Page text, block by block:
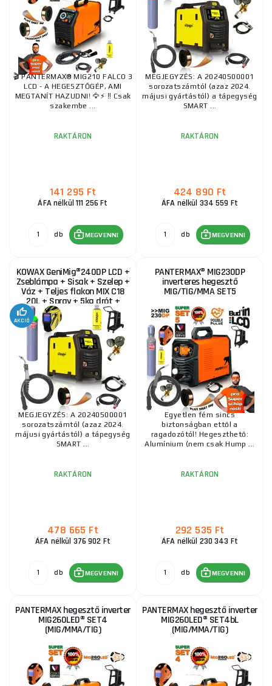
🎬 PANTERMAX® MIG210 FALCO 3
LCD - A HEGESZTŐGÉP, AMI
MEGTANÍT HAZUDNI! 🦅⚡ ‼️ Csak
szakembe ...
RAKTÁRON
141 295 Ft
ÁFA nélkül 111 256 Ft
db MEGVENNI
MEGJEGYZÉS: A 20240500001
sorozatszámtól (azaz 2024.
májusi gyártástól) a tápegység
SMART ...
RAKTÁRON
424 890 Ft
ÁFA nélkül 334 559 Ft
db MEGVENNI
KOWAX GeniMig®240DP LCD +
Zseblámpa + Sisak + Szelep +
Váz + Teljes flakon MIX C18
20L + Spray + 5kg drót +
Kábelek
AKCIÓ
MEGJEGYZÉS: A 20240500001
sorozatszámtól (azaz 2024.
májusi gyártástól) a tápegység
SMART ...
RAKTÁRON
478 665 Ft
ÁFA nélkül 376 902 Ft
db MEGVENNI
PANTERMAX® MIG230DP
inverteres hegesztő
MIG/TIG/MMA SET5
Egyetlen fém sincs
biztonságban ettől a
ragadozótól! Hegeszthető:
Alumínium (nem csak Hump ...
RAKTÁRON
292 535 Ft
ÁFA nélkül 230 343 Ft
db MEGVENNI
PANTERMAX hegesztő inverter
MIG260LED® SET4
(MIG/MMA/TIG)
PANTERMAX hegesztő inverter
MIG260LED® SET4bL
(MIG/MMA/TIG)